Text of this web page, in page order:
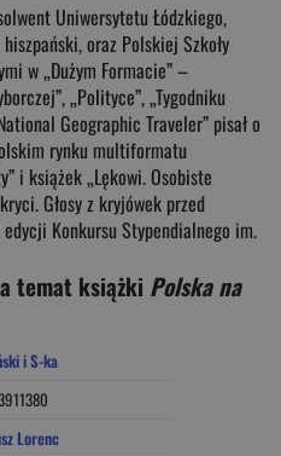
Uniwersytetu Łódzkiego,
oraz Polskiej Szkoły
w „Dużym Formacie” –
„Polityce”, „Tygodniku
Geographic Traveler” pisał o
rynku multiformatu
i książek „Lękowi. Osobiste
Głosy z kryjówek przed
Konkursu Stypendialnego im.
temat książki Polska na
i S-ka
Lorenc